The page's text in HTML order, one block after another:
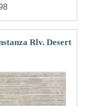
Rlv. Desert